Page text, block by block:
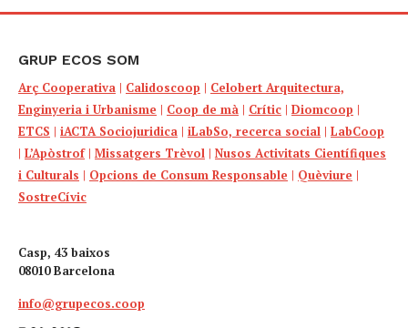
GRUP ECOS SOM
Arç Cooperativa | Calidoscoop | Celobert Arquitectura,
Enginyeria i Urbanisme | Coop de mà | Crític | Diomcoop |
ETCS | iACTA Sociojuridica | iLabSo, recerca social | LabCoop
| L’Apòstrof| Missatgers Trèvol | Nusos Activitats Científiques
i Culturals | Opcions de Consum Responsable | Quèviure |
SostreCívic
Casp, 43 baixos
08010 Barcelona
info@grupecos.coop